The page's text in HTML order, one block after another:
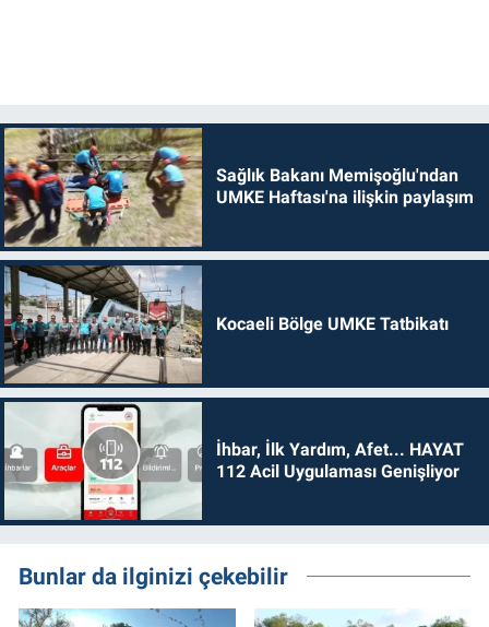
Sağlık Bakanı Memişoğlu'ndan
UMKE Haftası'na ilişkin paylaşım
Kocaeli Bölge UMKE Tatbikatı
İhbar, İlk Yardım, Afet... HAYAT
112 Acil Uygulaması Genişliyor
Bunlar da ilginizi çekebilir